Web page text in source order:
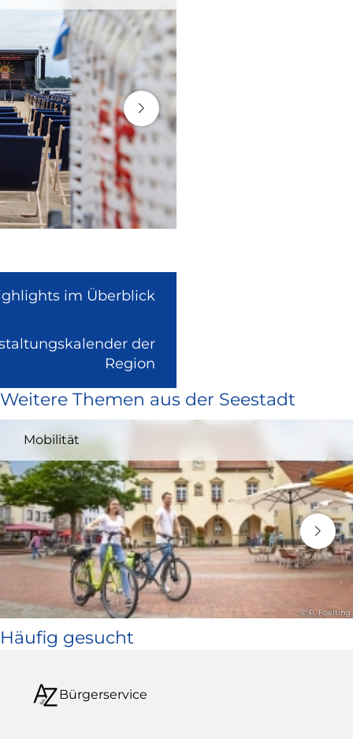
im Überblick
der
Region
extern
und
in
neuem
Fenster)
Weitere Themen aus der Seestadt
Mobilität
© P. Foelting
Häufig gesucht
Bürgerservice